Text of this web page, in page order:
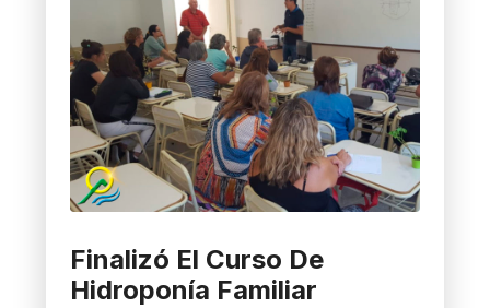
Finalizó El Curso De
Hidroponía Familiar